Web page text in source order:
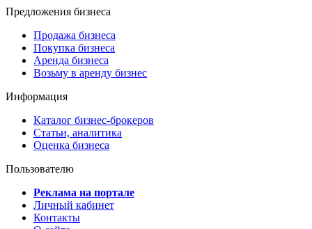
Предложения бизнеса
Продажа бизнеса
Покупка бизнеса
Аренда бизнеса
Возьму в аренду бизнес
Информация
Каталог бизнес-брокеров
Статьи, аналитика
Оценка бизнеса
Пользователю
Реклама на портале
Личный кабинет
Контакты